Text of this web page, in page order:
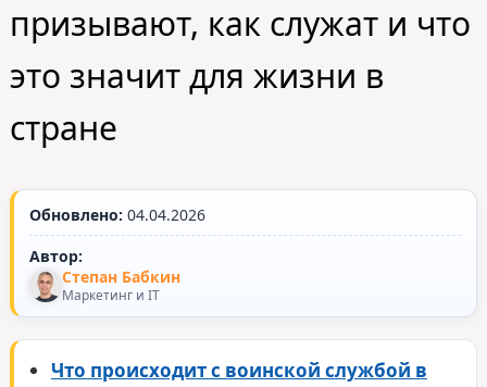
призывают, как служат и что
это значит для жизни в
стране
Обновлено: 04.04.2026
Автор:
Степан Бабкин
Маркетинг и IT
Что происходит с воинской службой в